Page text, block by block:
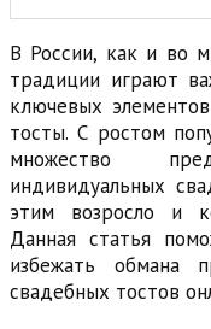
В России, как и во
традиции играют
ключевых
тосты. С ростом
множество
индивидуальных
этим возросло и
Данная статья
избежать обмана
свадебных тостов